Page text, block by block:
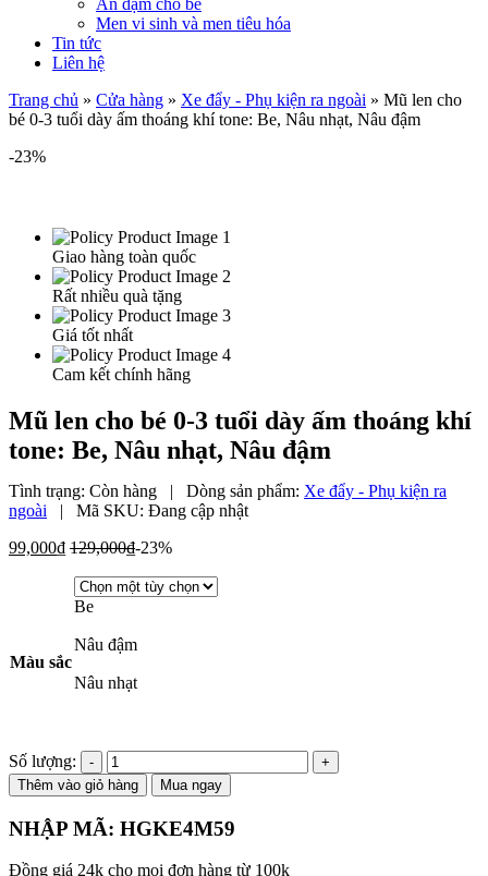
Ăn dặm cho bé
Men vi sinh và men tiêu hóa
Tin tức
Liên hệ
Trang chủ » Cửa hàng » Xe đẩy - Phụ kiện ra ngoài » Mũ len cho
bé 0-3 tuổi dày ấm thoáng khí tone: Be, Nâu nhạt, Nâu đậm
-23%
Giao hàng toàn quốc
Rất nhiều quà tặng
Giá tốt nhất
Cam kết chính hãng
Mũ len cho bé 0-3 tuổi dày ấm thoáng khí
tone: Be, Nâu nhạt, Nâu đậm
Tình trạng: Còn hàng | Dòng sản phẩm: Xe đẩy - Phụ kiện ra
ngoài
| Mã SKU: Đang cập nhật
99,000₫ 129,000₫-23%
Màu sắc
Be
Nâu đậm
Nâu nhạt
Số lượng:
Thêm vào giỏ hàng Mua ngay
NHẬP MÃ: HGKE4M59
Đồng giá 24k cho mọi đơn hàng từ 100k